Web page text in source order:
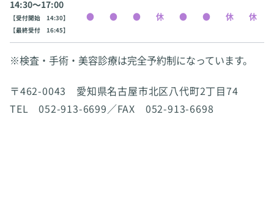
14:30〜17:00
【受付開始 14:30】
【最終受付 16:45】
※検査・手術・美容診療は完全予約制になっています。
〒462-0043 愛知県名古屋市北区八代町2丁目74
TEL 052-913-6699／FAX 052-913-6698